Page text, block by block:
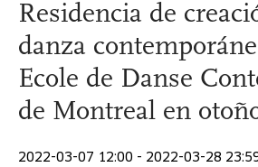
Residencia de
danza
Ecole de Danse
de Montreal en
2022-03-07 12:00 - 2022-03-28